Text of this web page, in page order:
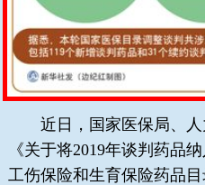
近日，国家医保局、人
《关于将2019年谈判药品
工伤保险和生育保险药品